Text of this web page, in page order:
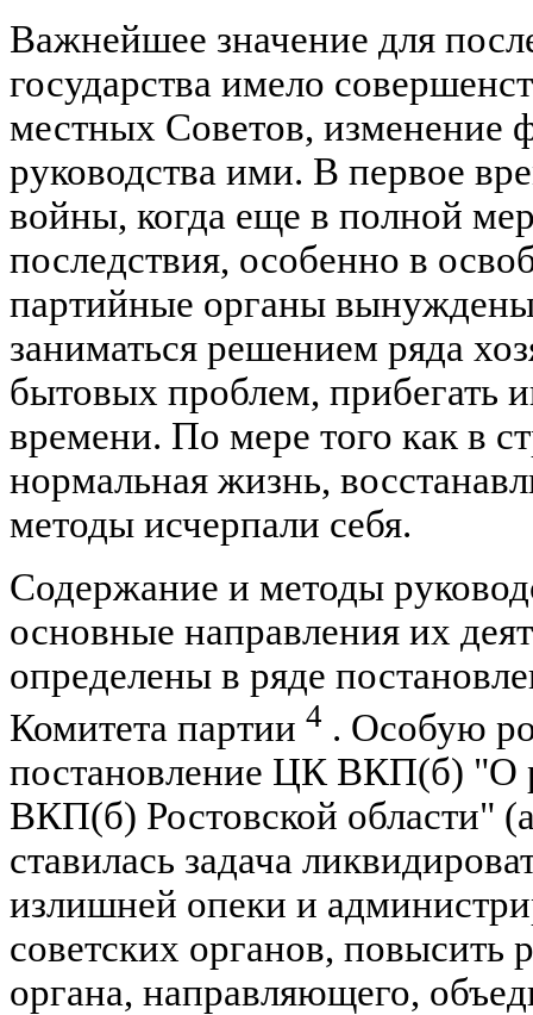
Важнейшее значение для
государства имело
местных Советов, изменение
руководства ими. В первое
войны, когда еще в полной
последствия, особенно в
партийные органы
заниматься решением ряда
бытовых проблем, прибегать
времени. По мере того как в
нормальная жизнь,
методы исчерпали себя.
Содержание и методы
основные направления их
определены в ряде
Комитета партии 4 . Особую
постановление ЦК ВКП(б) "О
ВКП(б) Ростовской области"
ставилась задача
излишней опеки и
советских органов, повысить
органа, направляющего,